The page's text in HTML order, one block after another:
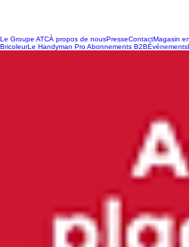
Le Groupe ATCÀ propos de nousPresseContactMagasin
BricoleurLe Handyman Pro Abonnements B2BÉvénements